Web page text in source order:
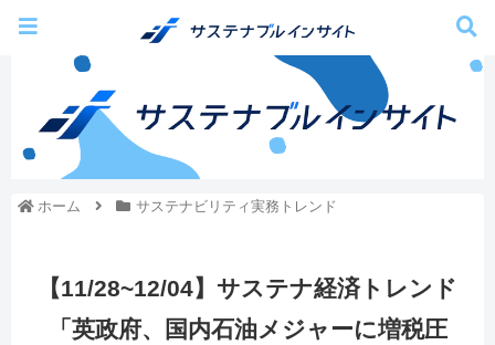
ホーム サステナビリティ実務トレンド
【11/28~12/04】サステナ経済トレンド
「英政府、国内石油メジャーに増税圧